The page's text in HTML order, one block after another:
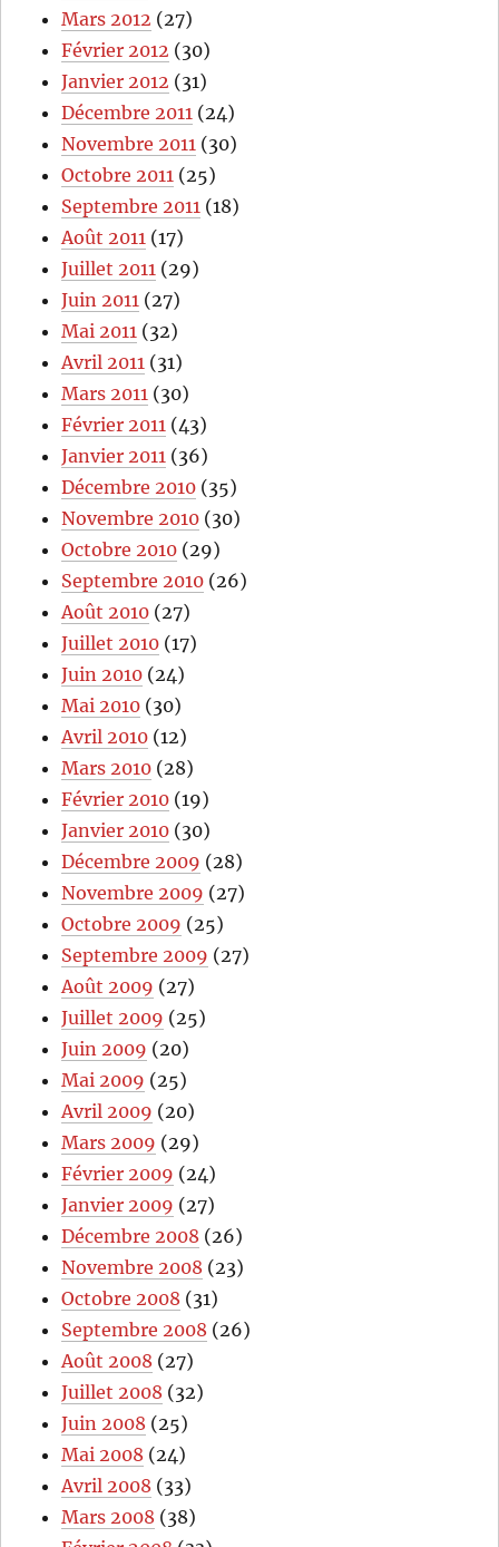
Mars 2012 (27)
Février 2012 (30)
Janvier 2012 (31)
Décembre 2011 (24)
Novembre 2011 (30)
Octobre 2011 (25)
Septembre 2011 (18)
Août 2011 (17)
Juillet 2011 (29)
Juin 2011 (27)
Mai 2011 (32)
Avril 2011 (31)
Mars 2011 (30)
Février 2011 (43)
Janvier 2011 (36)
Décembre 2010 (35)
Novembre 2010 (30)
Octobre 2010 (29)
Septembre 2010 (26)
Août 2010 (27)
Juillet 2010 (17)
Juin 2010 (24)
Mai 2010 (30)
Avril 2010 (12)
Mars 2010 (28)
Février 2010 (19)
Janvier 2010 (30)
Décembre 2009 (28)
Novembre 2009 (27)
Octobre 2009 (25)
Septembre 2009 (27)
Août 2009 (27)
Juillet 2009 (25)
Juin 2009 (20)
Mai 2009 (25)
Avril 2009 (20)
Mars 2009 (29)
Février 2009 (24)
Janvier 2009 (27)
Décembre 2008 (26)
Novembre 2008 (23)
Octobre 2008 (31)
Septembre 2008 (26)
Août 2008 (27)
Juillet 2008 (32)
Juin 2008 (25)
Mai 2008 (24)
Avril 2008 (33)
Mars 2008 (38)